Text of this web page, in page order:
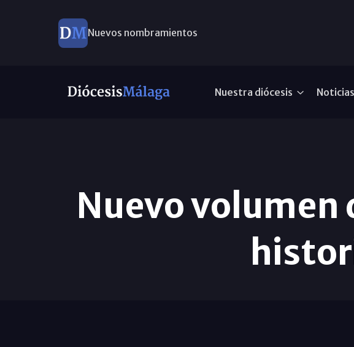
Nuevos nombramientos
Nuestra diócesis Noticias
Nuevo